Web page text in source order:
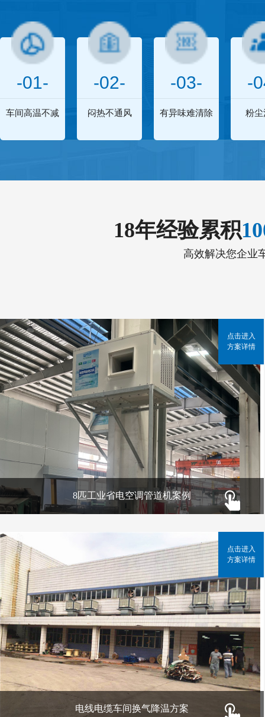
-01-
车间高温不减
-02-
闷热不通风
-03-
有异味难清除
-
粉尘
18年经验累积
高效解决您企业
8匹工业省电空调管道机案例
点击进入
方案详情
电线电缆车间换气降温方案
点击进入
方案详情